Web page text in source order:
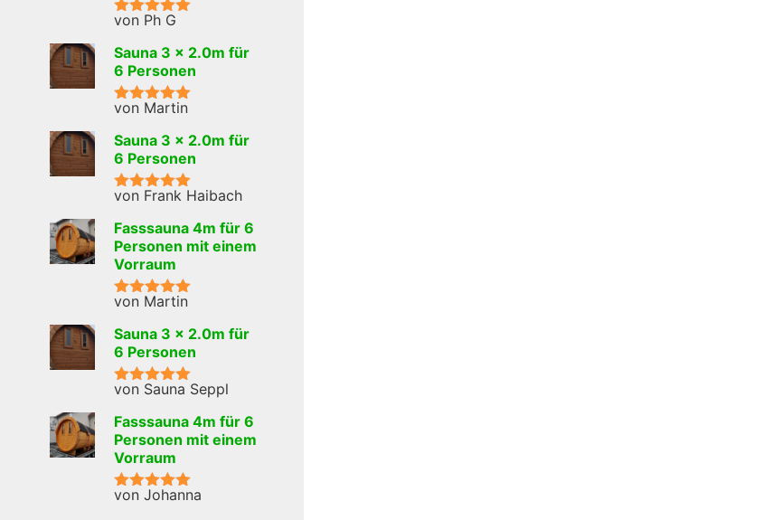
Bewertet mit
von Ph G
Sauna 3 x 2.0m für
6 Personen
Bewertet mit
von Martin
Sauna 3 x 2.0m für
6 Personen
Bewertet mit
von Frank Haibach
Fasssauna 4m für 6
Personen mit einem
Vorraum
Bewertet mit
von Martin
Sauna 3 x 2.0m für
6 Personen
Bewertet mit
von Sauna Seppl
Fasssauna 4m für 6
Personen mit einem
Vorraum
Bewertet mit
von Johanna